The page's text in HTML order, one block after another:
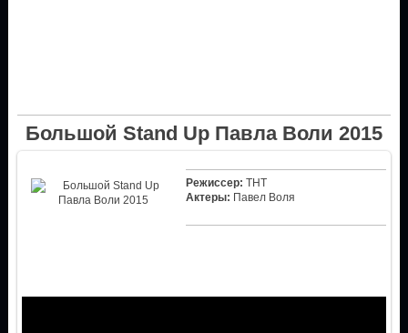
Большой Stand Up Павла Воли 2015
Режиссер: ТНТ
Актеры: Павел Воля